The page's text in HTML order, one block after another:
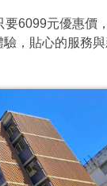
6099元優惠
，貼心的服務